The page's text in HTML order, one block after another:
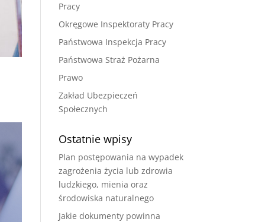
Pracy
Okręgowe Inspektoraty Pracy
Państwowa Inspekcja Pracy
Państwowa Straż Pożarna
Prawo
Zakład Ubezpieczeń
Społecznych
Ostatnie wpisy
Plan postępowania na wypadek
zagrożenia życia lub zdrowia
ludzkiego, mienia oraz
środowiska naturalnego
Jakie dokumenty powinna